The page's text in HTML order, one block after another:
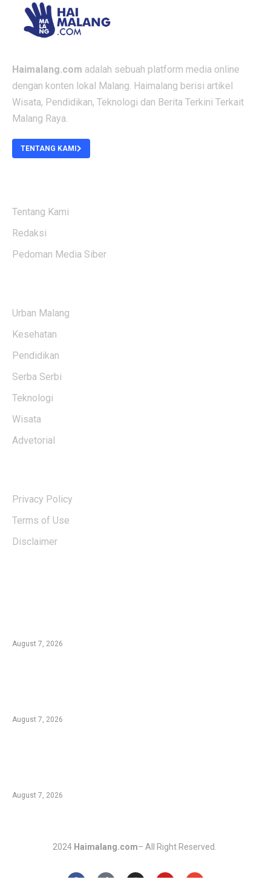
Haimalang.com adalah sebuah platform media online
dengan konten lokal Malang. Haimalang berisi artikel
Wisata, Pendidikan, Teknologi dan Berita Terkini Terkait
Malang Raya.
TENTANG KAMI
Tentang Kami
Redaksi
Pedoman Media Siber
Urban Malang
Kesehatan
Pendidikan
Serba Serbi
Teknologi
Wisata
Advetorial
Privacy Policy
Terms of Use
Disclaimer
August 7, 2026
August 7, 2026
August 7, 2026
2024 Haimalang.com– All Right Reserved.